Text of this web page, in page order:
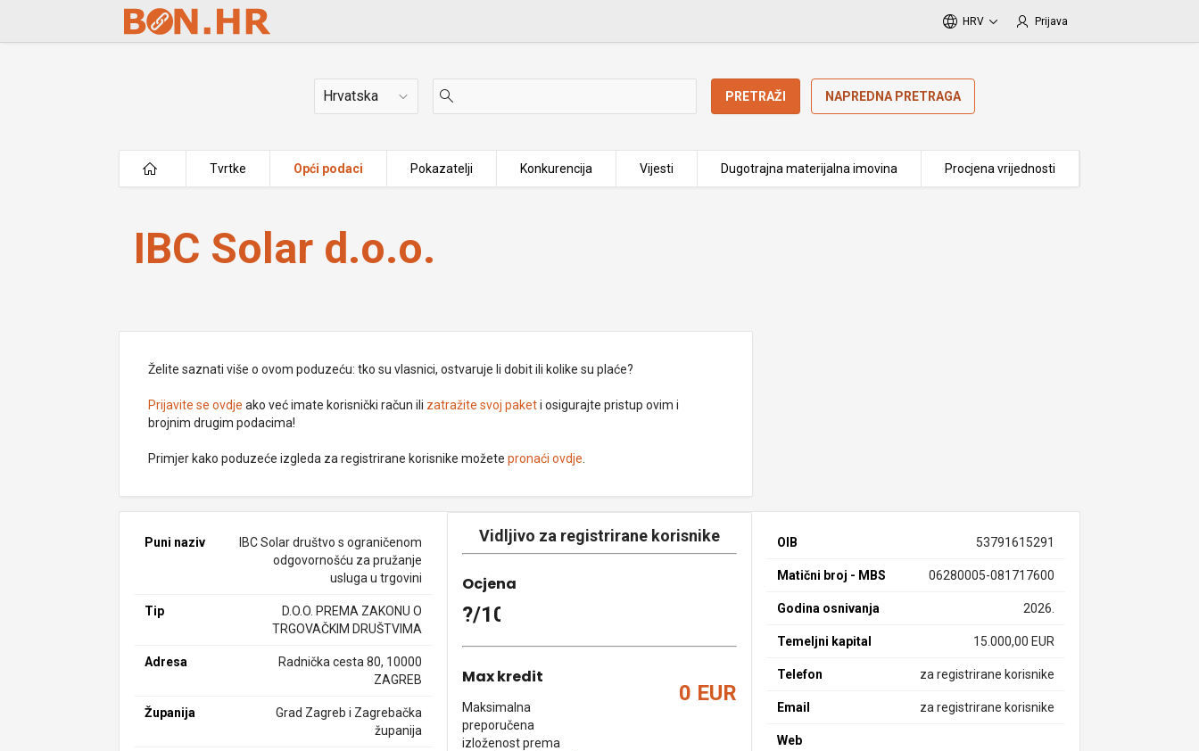
Skip to Main Content
HRV Prijava
Država PRETRAŽI NAPREDNA PRETRAGA
Tvrtke Opći podaci Pokazatelji Konkurencija Vijesti Dugotrajna materijalna imovina Procjena vrijednosti
IBC Solar d.o.o.
IBC Solar d.o.o.
Želite saznati više o ovom poduzeću: tko su vlasnici, ostvaruje li dobit ili kolike su plaće?
Prijavite se ovdje ako već imate korisnički račun ili zatražite svoj paketi osigurajte pristup ovim i
brojnim drugim podacima!
Primjer kako poduzeće izgleda za registrirane korisnike možetepronaći ovdje
Puni naziv
IBC Solar društvo s ograničenom
odgovornošću za pružanje
usluga u trgovini
Tip
D.O.O. PREMA ZAKONU O
TRGOVAČKIM DRUŠTVIMA
Adresa
Radnička cesta 80, 10000
ZAGREB
Županija
Grad Zagreb i Zagrebačka
županija
Vidljivo za registrirane korisnike
Ocjena
?/10
Max kredit
Maksimalna
preporučena
izloženost prema
0 EUR
OIB 53791615291
Matični broj - MBS 06280005-081717600
Godina osnivanja 2026.
Temeljni kapital 15.000,00 EUR
Telefon za registrirane korisnike
Email za registrirane korisnike
Web